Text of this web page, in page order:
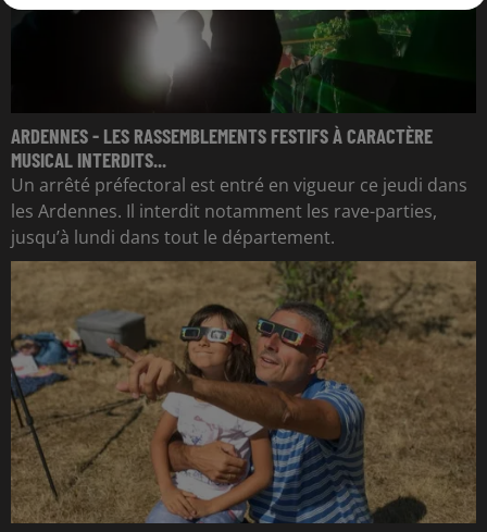
ARDENNES - LES RASSEMBLEMENTS FESTIFS À CARACTÈRE
MUSICAL INTERDITS...
Un arrêté préfectoral est entré en vigueur ce jeudi dans
les Ardennes. Il interdit notamment les rave-parties,
jusqu’à lundi dans tout le département.